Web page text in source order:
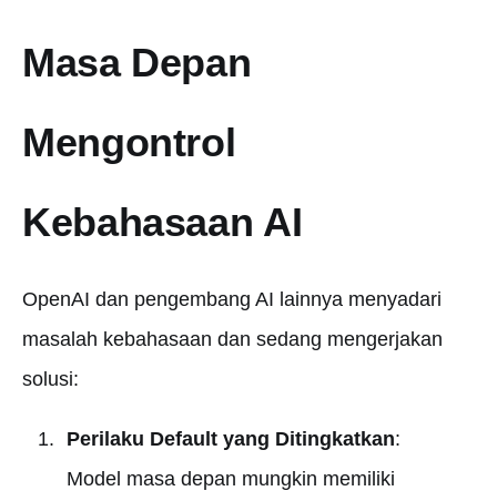
Masa Depan
Mengontrol
Kebahasaan AI
OpenAI dan pengembang AI lainnya menyadari
masalah kebahasaan dan sedang mengerjakan
solusi:
Perilaku Default yang Ditingkatkan:
Model masa depan mungkin memiliki